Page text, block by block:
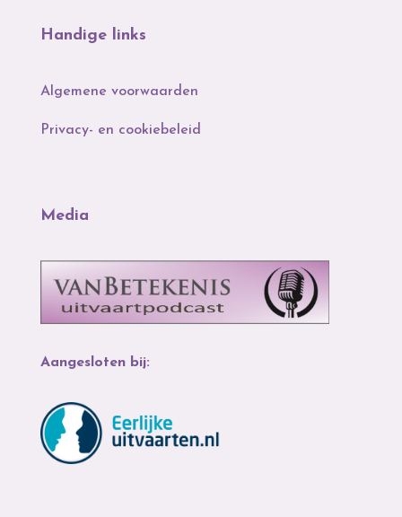
Handige links
Algemene voorwaarden
Privacy- en cookiebeleid
Media
Aangesloten bij: